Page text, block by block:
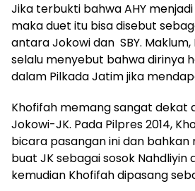
Jika terbukti bahwa AHY
maka duet itu bisa disebut
antara Jokowi dan SBY.
selalu menyebut bahwa dirinya
dalam Pilkada Jatim jika
Khofifah memang sangat dekat
Jokowi-JK. Pada Pilpres 2014,
bicara pasangan ini dan
buat JK sebagai sosok Nahdliyin
kemudian Khofifah dipasang